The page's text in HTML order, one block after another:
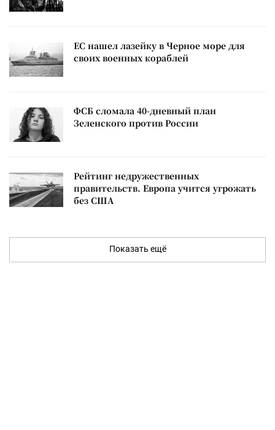
ЕС нашел лазейку в Черное море для
своих военных кораблей
ФСБ сломала 40-дневный план
Зеленского против России
Рейтинг недружественных
правительств. Европа учится угрожать
без США
Показать ещё